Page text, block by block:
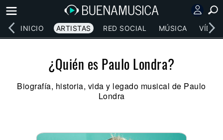
INICIO ARTISTAS RED SOCIAL MÚSICA
¿Quién es Paulo Londra?
Biografía, historia, vida y legado musical de Paulo
Londra